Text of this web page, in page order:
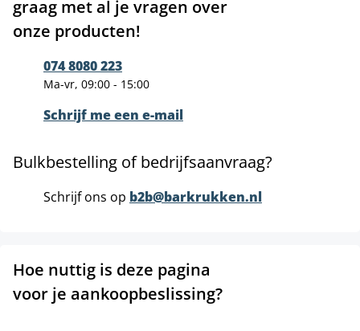
graag met al je vragen over
onze producten!
074 8080 223
Ma-vr, 09:00 - 15:00
Schrijf me een e-mail
Bulkbestelling of bedrijfsaanvraag?
Schrijf ons op b2b@barkrukken.nl
Hoe nuttig is deze pagina
voor je aankoopbeslissing?